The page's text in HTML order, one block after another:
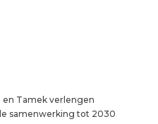
en Tamek verlengen
samenwerking tot 2030